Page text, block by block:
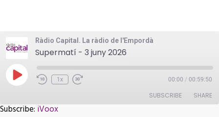
Ràdio Capital. La ràdio de l'Empordà
Supermatí - 3 juny 2026
Play
Episode
1x 00:00 / 00:59:50
SUBSCRIBE SHARE
Subscribe: iVoox